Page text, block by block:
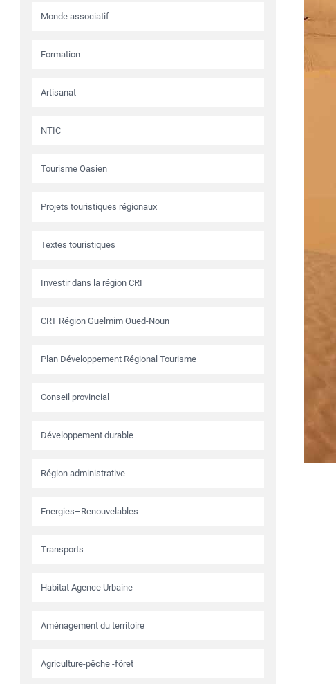
Monde associatif
Formation
Artisanat
NTIC
Tourisme Oasien
Projets touristiques régionaux
Textes touristiques
Investir dans la région CRI
CRT Région Guelmim Oued-Noun
Plan Développement Régional Tourisme
Conseil provincial
Développement durable
Région administrative
Energies–Renouvelables
Transports
Habitat Agence Urbaine
Aménagement du territoire
Agriculture-pêche -fôret